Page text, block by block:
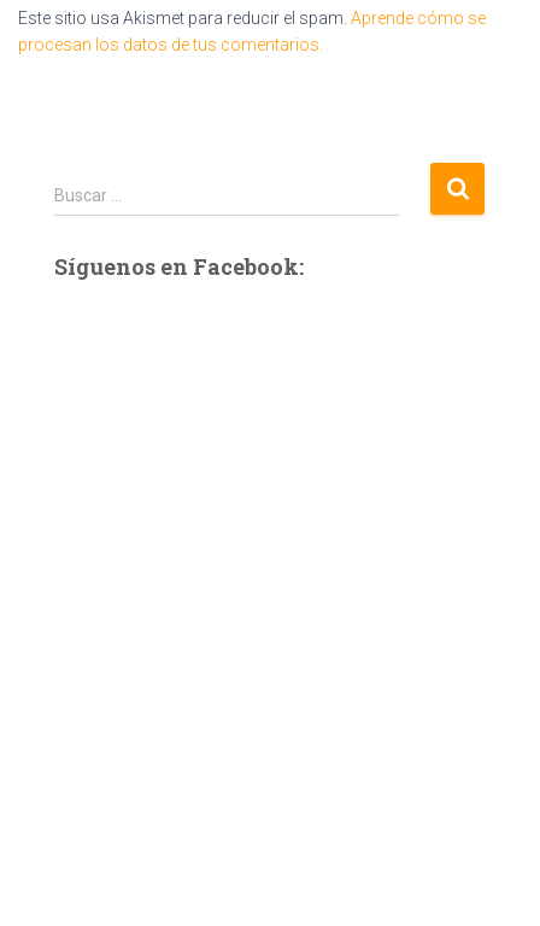
Este sitio usa Akismet para reducir el spam. Aprende cómo se
procesan los datos de tus comentarios.
B
u
c
Buscar …
Síguenos en Facebook: